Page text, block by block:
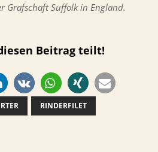
Grafschaft Suffolk in England.
Beitrag teilt!
RINDERFILET